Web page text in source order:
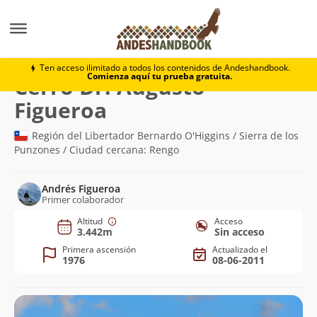
Ten acceso ilimitado a todos los contenidos de Andeshandbook.
Comienza aquí tu prueba gratuita.
Cerro Dr. Augusto Figueroa
Cerro Dr. Augusto
Figueroa (3.442m)
Región del Libertador Bernardo O'Higgins / Sierra de los
Punzones / Ciudad cercana: Rengo
Andrés Figueroa
Primer colaborador
Altitud
3.442m
Acceso
Sin acceso
Primera ascensión
1976
Actualizado el
08-06-2011